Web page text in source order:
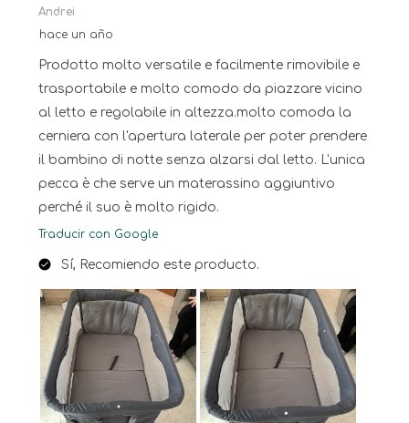
Andrei
hace un año
Prodotto molto versatile e facilmente rimovibile e
trasportabile e molto comodo da piazzare vicino
al letto e regolabile in altezza.molto comoda la
cerniera con l'apertura laterale per poter prendere
il bambino di notte senza alzarsi dal letto. L'unica
pecca è che serve un materassino aggiuntivo
perché il suo è molto rigido.
Traducir con Google
Sí, Recomiendo este producto.